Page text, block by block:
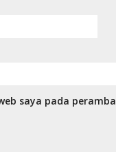
saya pada